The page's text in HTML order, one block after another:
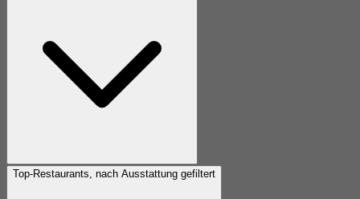
Top-Restaurants, nach Ausstattung gefiltert